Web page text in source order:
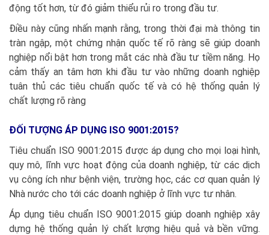
động tốt hơn, từ đó giảm thiểu rủi ro trong đầu tư.
Điều này cũng nhấn mạnh rằng, trong thời đại mà thông tin
tràn ngập, một chứng nhận quốc tế rõ ràng sẽ giúp doanh
nghiệp nổi bật hơn trong mắt các nhà đầu tư tiềm năng. Họ
cảm thấy an tâm hơn khi đầu tư vào những doanh nghiệp
tuân thủ các tiêu chuẩn quốc tế và có hệ thống quản lý
chất lượng rõ ràng
ĐỐI TƯỢNG ÁP DỤNG ISO 9001:2015?
Tiêu chuẩn ISO 9001:2015 được áp dụng cho mọi loại hình,
quy mô, lĩnh vực hoạt động của doanh nghiệp, từ các dịch
vụ công ích như bệnh viện, trường học, các cơ quan quản lý
Nhà nước cho tới các doanh nghiệp ở lĩnh vực tư nhân.
Áp dụng tiêu chuẩn ISO 9001:2015 giúp doanh nghiệp xây
dựng hệ thống quản lý chất lượng hiệu quả và bền vững.